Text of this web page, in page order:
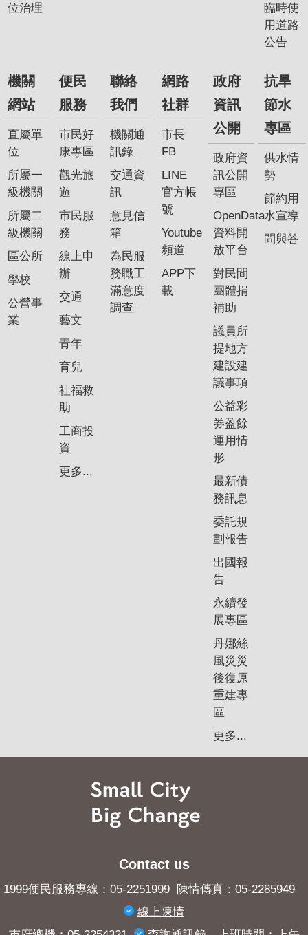
位治理
臨時使
用道路
公告
機關
網站
直屬單
位
所屬一
級機關
所屬二
級機關
區公所
學校
公營事
業
便民
服務
市民好
康專區
觀光旅
遊
市民服
務
線上申
辦
交通
藝文
青年
育兒
社福救
助
工商投
資
更多...
聯絡
我們
機關通
訊錄
交通資
訊
意見信
箱
為民服
務職工
滿意度
調查
網路
社群
市長
FB
LINE
官方帳
號
Youtube
頻道
APP下
載
政府
資訊
公開
政府資
訊公開
專區
OpenData
資料開
放平台
對民間
團體捐
補助
議員所
提地方
建設建
議事項
公益彩
券盈餘
運用情
形
最新債
務訊息
委託規
劃報告
出國報
告
永續發
展專區
丹娜絲
風災災
後復原
重建專
區
更多...
抗旱
節水
專區
供水情
勢
節約用
水宣導
問與答
Contact us
1999便民服務專線：05-2251999 陳情傳真：05-2285949
線上陳情